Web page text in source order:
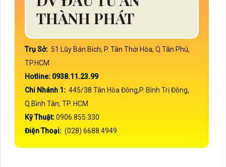
THÀNH PHÁT
Trụ Sở: 51 Lũy Bán Bích, P. Tân Thới Hòa, Q.Tân Phú,
TP.HCM
Hotline: 0938.11.23.99
Chi Nhánh 1: 445/38 Tân Hòa Đông,P. Bình Trị Đông,
Q.Bình Tân, TP. HCM
Kỹ Thuật:0906.855.330
Điện Thoại: (028) 6688.4949